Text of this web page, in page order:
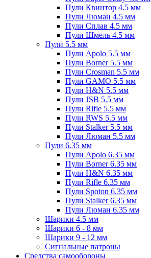
Пули Квинтор 4.5 мм
Пули Люман 4.5 мм
Пули Сплав 4.5 мм
Пули Шмель 4.5 мм
Пули 5.5 мм
Пули Apolo 5.5 мм
Пули Borner 5.5 мм
Пули Crosman 5.5 мм
Пули GAMO 5.5 мм
Пули H&N 5.5 мм
Пули JSB 5.5 мм
Пули Rifle 5.5 мм
Пули RWS 5.5 мм
Пули Stalker 5.5 мм
Пули Люман 5.5 мм
Пули 6.35 мм
Пули Apolo 6.35 мм
Пули Borner 6.35 мм
Пули H&N 6.35 мм
Пули Rifle 6.35 мм
Пули Spoton 6.35 мм
Пули Stalker 6.35 мм
Пули Люман 6.35 мм
Шарики 4.5 мм
Шарики 6 - 8 мм
Шарики 9 - 12 мм
Сигнальные патроны
Средства самообороны